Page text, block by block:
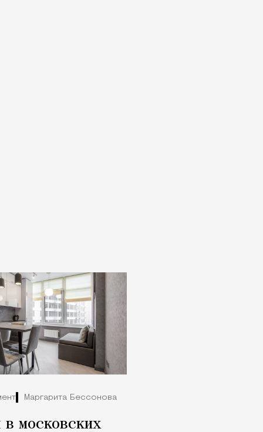
Маргарита Бессонова
в московских